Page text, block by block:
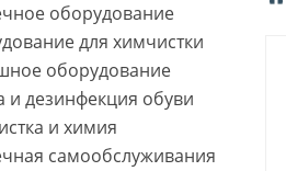
оборудование
для химчистки
оборудование
и дезинфекция обуви
и химия
самообслуживания